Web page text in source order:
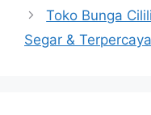
Toko Bunga
Segar & Terpercaya